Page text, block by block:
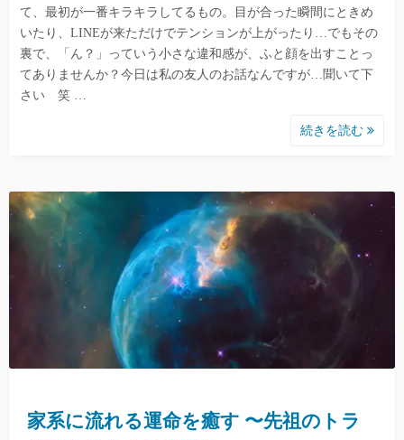
て、最初が一番キラキラしてるもの。目が合った瞬間にときめ
いたり、LINEが来ただけでテンションが上がったり…でもその
裏で、「ん？」っていう小さな違和感が、ふと顔を出すことっ
てありませんか？今日は私の友人のお話なんですが…聞いて下
さい 笑 …
続きを読む
家系に流れる運命を癒す 〜先祖のトラ